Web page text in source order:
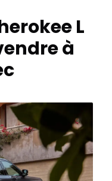
L
à